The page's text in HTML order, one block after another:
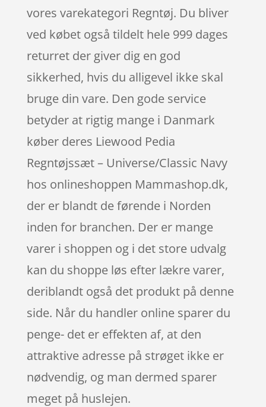
vores varekategori Regntøj. Du bliver
ved købet også tildelt hele 999 dages
returret der giver dig en god
sikkerhed, hvis du alligevel ikke skal
bruge din vare. Den gode service
betyder at rigtig mange i Danmark
køber deres Liewood Pedia
Regntøjssæt – Universe/Classic Navy
hos onlineshoppen Mammashop.dk,
der er blandt de førende i Norden
inden for branchen. Der er mange
varer i shoppen og i det store udvalg
kan du shoppe løs efter lækre varer,
deriblandt også det produkt på denne
side. Når du handler online sparer du
penge- det er effekten af, at den
attraktive adresse på strøget ikke er
nødvendig, og man dermed sparer
meget på huslejen.